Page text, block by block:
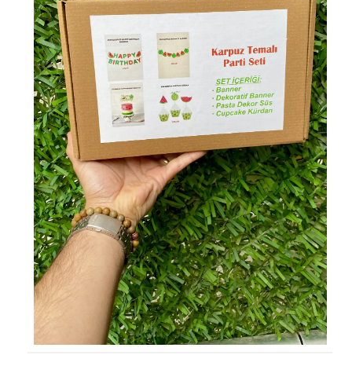
MISIR KUTU
KÜRDAN
PASTA SÜSLERİ
ÜÇGEN FLAMA
MASA ETEĞİ
PERDE - ARKA FON SÜS
KONUŞMA BALONU
DEKORATİF BANNER
AYICIK - RETRO PARTİ MALZEMELERİ
HASIR PARTİ MALZEMELERİ
YARIM YAŞ PARTİ MALZEMELERİ
PAPATYA PARTİ MALZEMELERİ
ÇİLEK PARTİ MALZEMELERİ